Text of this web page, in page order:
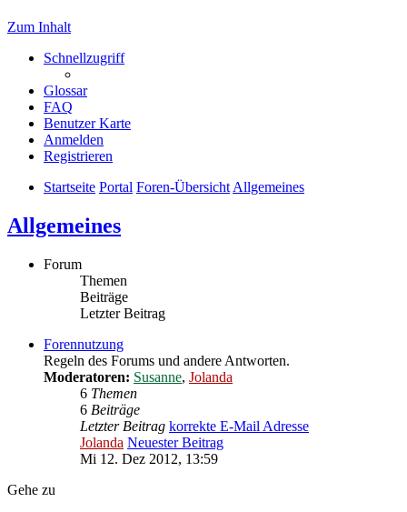
Zum Inhalt
Schnellzugriff
Glossar
FAQ
Benutzer Karte
Anmelden
Registrieren
Startseite Portal Foren-ÜbersichtAllgemeines
Allgemeines
Forum
Themen
Beiträge
Letzter Beitrag
Forennutzung
Regeln des Forums und andere Antworten.
Moderatoren: Susanne, Jolanda
6 Themen
6 Beiträge
Letzter Beitrag korrekte E-Mail Adresse
Jolanda Neuester Beitrag
Mi 12. Dez 2012, 13:59
Gehe zu